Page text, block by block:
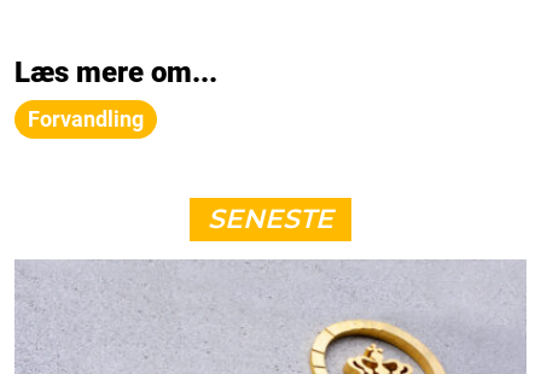
Læs mere om...
Forvandling
SENESTE